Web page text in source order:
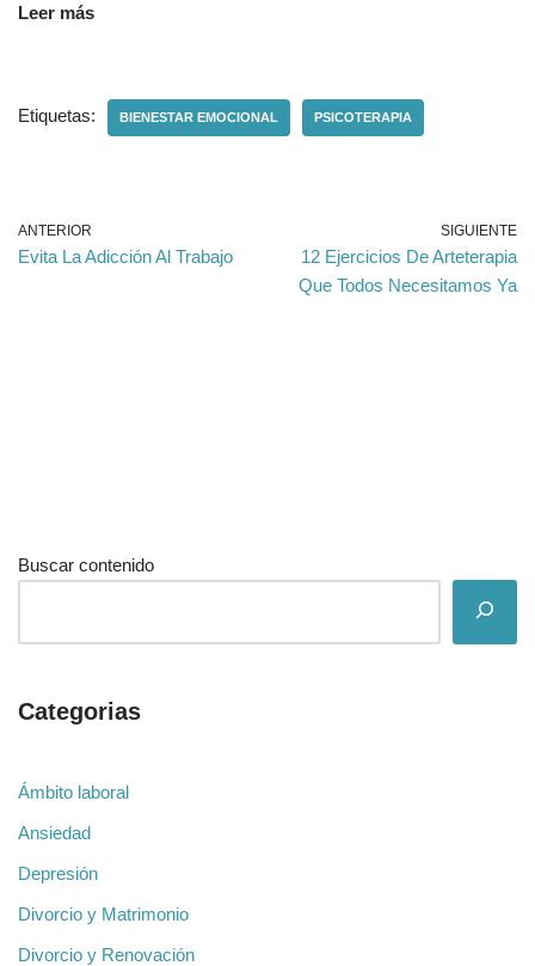
Leer más
Etiquetas: BIENESTAR EMOCIONAL PSICOTERAPIA
ANTERIOR
Evita La Adicción Al Trabajo
SIGUIENTE
12 Ejercicios De Arteterapia
Que Todos Necesitamos Ya
Buscar contenido
Categorias
Ámbito laboral
Ansiedad
Depresión
Divorcio y Matrimonio
Divorcio y Renovación